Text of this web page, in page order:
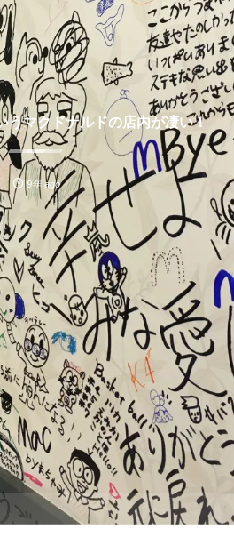
うマクドナルドの店内が凄い！
9年 ago